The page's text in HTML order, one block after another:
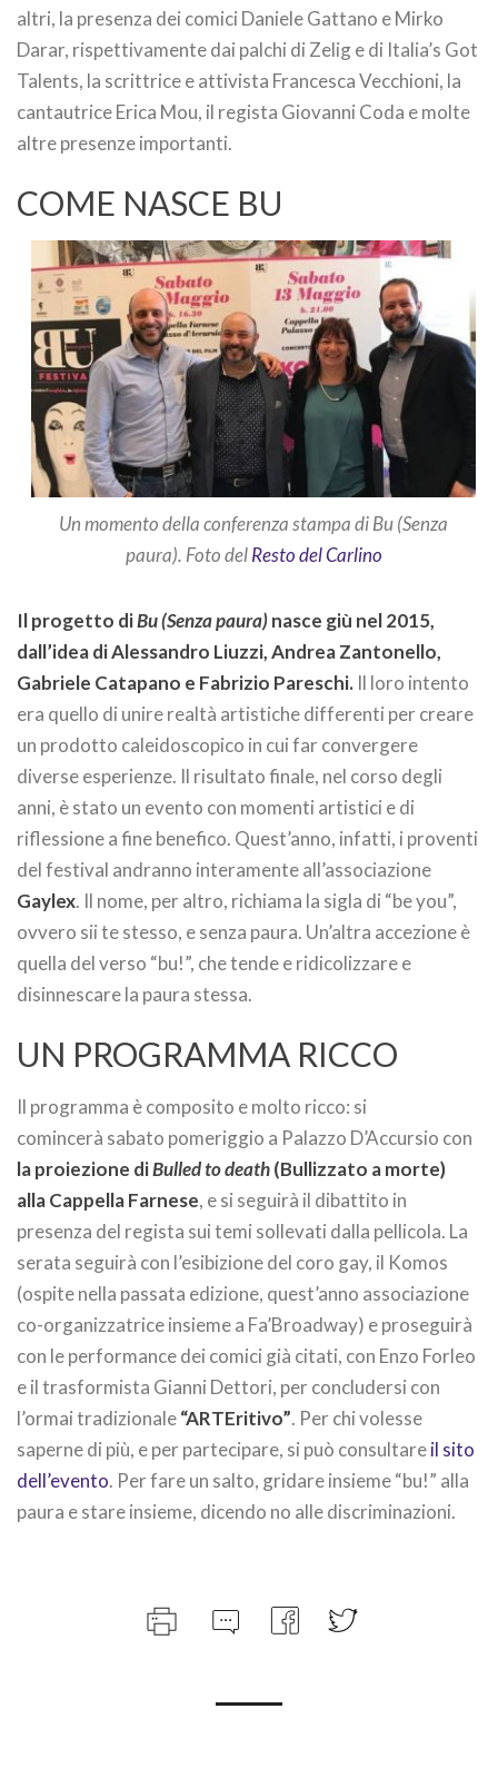
altri, la presenza dei comici Daniele Gattano e Mirko
Darar, rispettivamente dai palchi di Zelig e di Italia’s Got
Talents, la scrittrice e attivista Francesca Vecchioni, la
cantautrice Erica Mou, il regista Giovanni Coda e molte
altre presenze importanti.
COME NASCE BU
Un momento della conferenza stampa di Bu (Senza
paura). Foto delResto del Carlino
Il progetto diBu (Senza paura)nasce giù nel 2015,
dall’idea di Alessandro Liuzzi, Andrea Zantonello,
Gabriele Catapano e Fabrizio Pareschi. Il loro intento
era quello di unire realtà artistiche differenti per creare
un prodotto caleidoscopico in cui far convergere
diverse esperienze. Il risultato finale, nel corso degli
anni, è stato un evento con momenti artistici e di
riflessione a fine benefico. Quest’anno, infatti, i proventi
del festival andranno interamente all’associazione
Gaylex. Il nome, per altro, richiama la sigla di “be you”,
ovvero sii te stesso, e senza paura. Un’altra accezione è
quella del verso “bu!”, che tende e ridicolizzare e
disinnescare la paura stessa.
UN PROGRAMMA RICCO
Il programma è composito e molto ricco: si
comincerà sabato pomeriggio a Palazzo D’Accursio con
la proiezione diBulled to death(Bullizzato a morte)
alla Cappella Farnese, e si seguirà il dibattito in
presenza del regista sui temi sollevati dalla pellicola. La
serata seguirà con l’esibizione del coro gay, il Komos
(ospite nella passata edizione, quest’anno associazione
co-organizzatrice insieme a Fa’Broadway) e proseguirà
con le performance dei comici già citati, con Enzo Forleo
e il trasformista Gianni Dettori, per concludersi con
l’ormai tradizionale“ARTEritivo”. Per chi volesse
saperne di più, e per partecipare, si può consultareil sito
dell’evento. Per fare un salto, gridare insieme “bu!” alla
paura e stare insieme, dicendo no alle discriminazioni.